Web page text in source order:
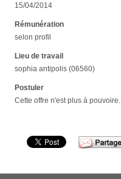
15/04/2014
Rémunération
selon profil
Lieu de travail
sophia antipolis (06560)
Postuler
Cette offre n'est plus à pouvoire.